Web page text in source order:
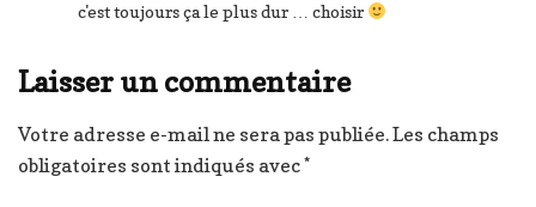
c'est toujours ça le plus dur … choisir
Laisser un commentaire
Votre adresse e-mail ne sera pas publiée.Les champs
obligatoires sont indiqués avec*